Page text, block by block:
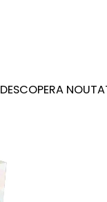
DESCOPERA